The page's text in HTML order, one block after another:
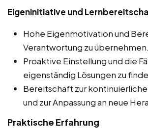
Eigeninitiative und
Hohe Eigenmotivation und
Verantwortung zu übernehmen.
Proaktive Einstellung und die
eigenständig Lösungen zu
Bereitschaft zur
und zur Anpassung an neue
Praktische Erfahrung